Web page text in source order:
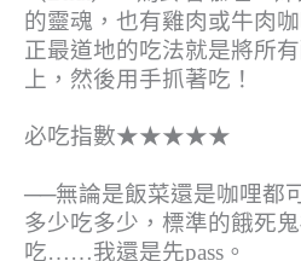
的靈魂，也有雞肉或牛肉
正最道地的吃法就是將所
上，然後用手抓著吃！
必吃指數★★★★★
──無論是飯菜還是咖哩都
多少吃多少，標準的餓死
吃……我還是先pass。